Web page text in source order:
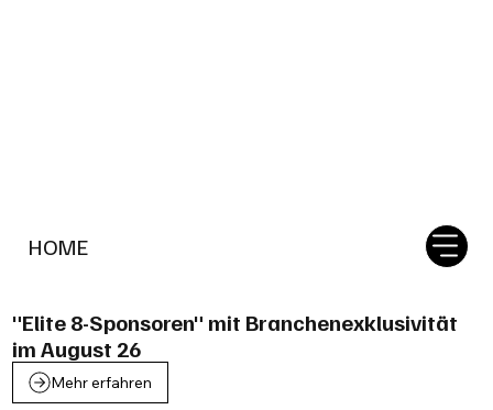
HOME
"Elite 8-Sponsoren" mit Branchenexklusivität
im August 26
Mehr erfahren